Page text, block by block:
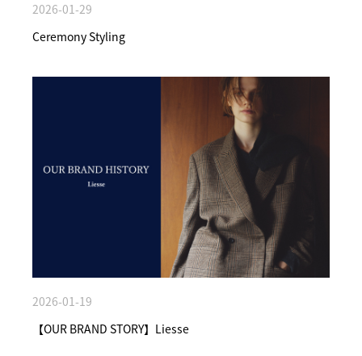
2026-01-29
Ceremony Styling
2026-01-19
【OUR BRAND STORY】Liesse